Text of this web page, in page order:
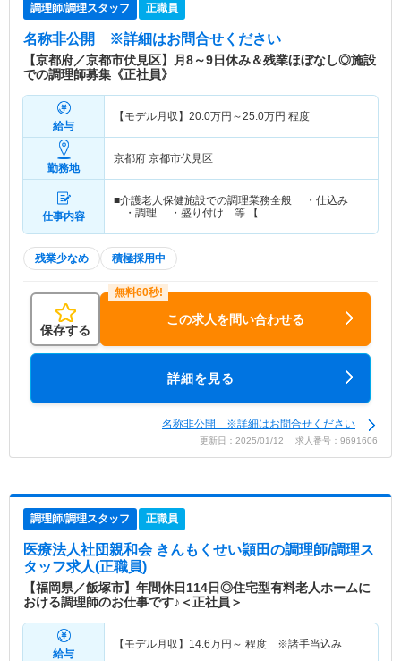
調理師/調理スタッフ 正職員
名称非公開 ※詳細はお問合せください
【京都府／京都市伏見区】月8～9日休み＆残業ほぼなし◎施設
での調理師募集《正社員》
給与
【モデル月収】 20.0万円～25.0万円 程度
勤務地
京都府 京都市伏見区
仕事内容
■介護老人保健施設での調理業務全般 ・仕込み
・調理 ・盛り付け 等 【…
残業少なめ 積極採用中
保存する
この求人を問い合わせる
詳細を見る
名称非公開 ※詳細はお問合せください
更新日：2025/01/12 求人番号：9691606
調理師/調理スタッフ 正職員
医療法人社団親和会 きんもくせい頴田の調理師/調理ス
タッフ求人(正職員)
【福岡県／飯塚市】年間休日114日◎住宅型有料老人ホームに
おける調理師のお仕事です♪＜正社員＞
給与
【モデル月収】 14.6万円～ 程度 ※諸手当込み